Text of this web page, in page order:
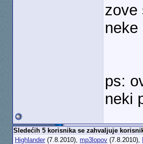
zove
ps:
neki
Sledećih 5 korisnika se zahvaljuje
Highlander(7.8.2010), mp3lopov(7.8.2010),